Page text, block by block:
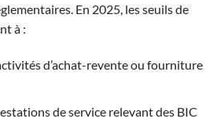
En 2025, les seuils de
à :
d’achat-revente ou fourniture
de service relevant des BIC